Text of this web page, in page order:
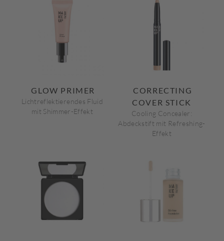
GLOW PRIMER
Lichtreflektierendes Fluid
mit Shimmer-Effekt
CORRECTING
COVER STICK
Cooling Concealer:
Abdeckstift mit Refreshing-
Effekt